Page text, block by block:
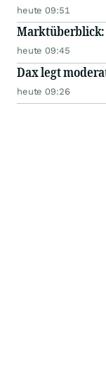
heute 09:51
Marktüberblick:
heute 09:45
Dax legt
heute 09:26